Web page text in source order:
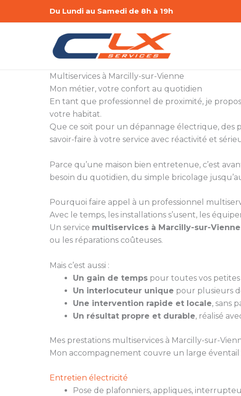
Du Lundi au Samedi de 8h à 19h
Multiservices à Marcilly-sur-Vienne
Mon métier, votre confort au quotidien
En tant que professionnel de proximité, je
votre habitat.
Que ce soit pour un dépannage électrique, des
savoir-faire à votre service avec réactivité et
Parce qu’une maison bien entretenue, c’est
besoin du quotidien, du simple bricolage
Pourquoi faire appel à un professionnel
Avec le temps, les installations s’usent, les
Un service multiservices à Marcilly-sur-Vienne
ou les réparations coûteuses.
Mais c’est aussi :
Un gain de temps pour toutes vos petites
Un interlocuteur unique pour plusieurs
Une intervention rapide et locale, sans
Un résultat propre et durable, réalisé
Mes prestations multiservices à Marcilly-sur-
Mon accompagnement couvre un large éventail
Entretien électricité
Pose de plafonniers, appliques,